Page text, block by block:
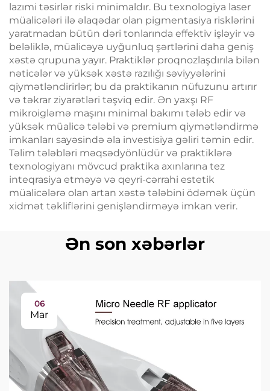
lazımi təsirlər riski minimaldır. Bu texnologiya laser
müalicələri ilə əlaqədar olan pigmentasiya risklərini
yaratmadan bütün dəri tonlarında effektiv işləyir və
beləliklə, müalicəyə uyğunluq şərtlərini daha geniş
xəstə qrupuna yayır. Praktiklər proqnozlaşdırıla bilən
nəticələr və yüksək xəstə razılığı səviyyələrini
qiymətləndirirlər; bu da praktikanın nüfuzunu artırır
və təkrar ziyarətləri təşviq edir. Ən yaxşı RF
mikroigləmə maşını minimal bakımı tələb edir və
yüksək müalicə tələbi və premium qiymətləndirmə
imkanları sayəsində əla investisiya gəliri təmin edir.
Təlim tələbləri məqsədyönlüdür və praktiklərə
texnologiyanı mövcud praktika axınlarına tez
inteqrasiya etməyə və qeyri-cərrahi estetik
müalicələrə olan artan xəstə tələbini ödəmək üçün
xidmət təkliflərini genişləndirməyə imkan verir.
Ən son xəbərlər
06
Mar